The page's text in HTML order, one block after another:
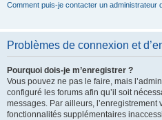
Comment puis-je contacter un administrateur
Problèmes de connexion et
Pourquoi dois-je m’enregistrer ?
Vous pouvez ne pas le faire, mais
configuré les forums afin qu’il soit
messages. Par ailleurs, l’enregistrement
fonctionnalités supplémentaires